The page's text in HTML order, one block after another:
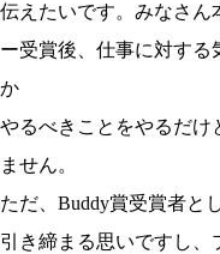
伝えたいです。みなさん
ー受賞後、仕事に対する
か
やるべきことをやるだけ
ません。
ただ、Buddy賞受賞者と
引き締まる思いですし、